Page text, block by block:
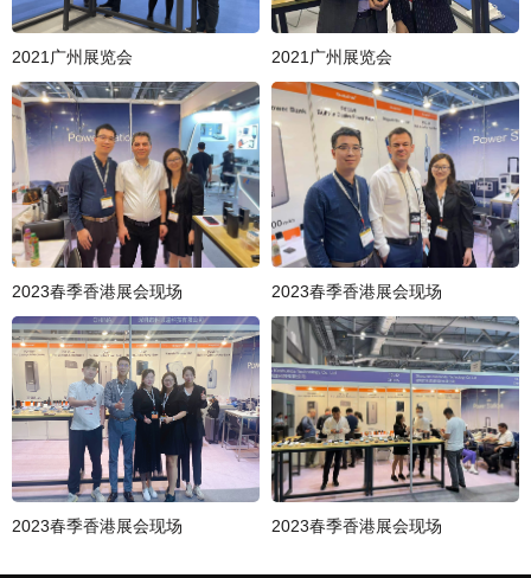
2021广州展览会 2021广州展览会
2023春季香港展会现场 2023春季香港展会现场
2023春季香港展会现场 2023春季香港展会现场